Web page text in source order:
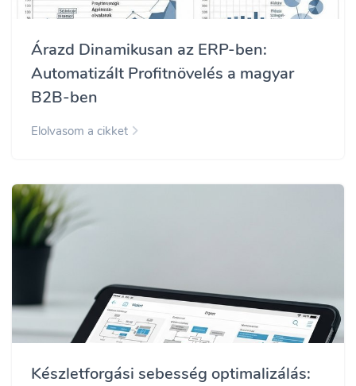
Árazd Dinamikusan az ERP-ben:
Automatizált Profitnövelés a magyar
B2B-ben
Elolvasom a cikket
Készletforgási sebesség optimalizálás: